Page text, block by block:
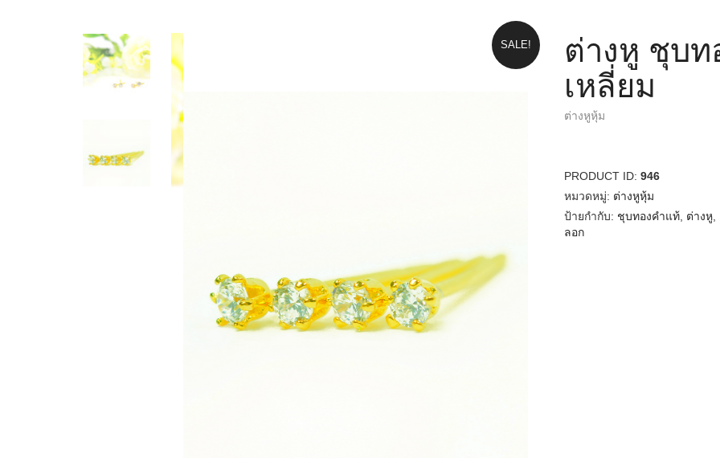
SALE!
ต่างหู ชุบท
เหลี่ยม
ต่างหูหุ้ม
PRODUCT ID: 946
หมวดหมู่: ต่างหูหุ้ม
ป้ายกำกับ: ชุบทองคำแท้ ต่างหู
ลอก